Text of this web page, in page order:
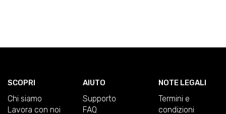
SCOPRI
Chi siamo
Lavora con noi
AIUTO
Supporto
FAQ
NOTE LEGALI
Termini e
condizioni